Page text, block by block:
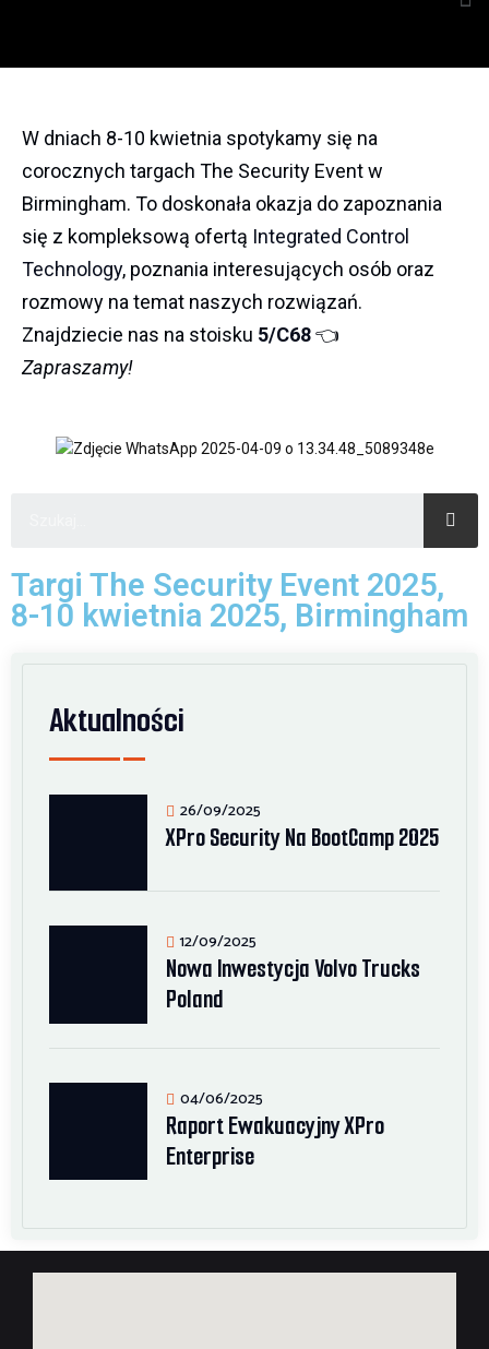
W dniach 8-10 kwietnia spotykamy się na
corocznych targach The Security Event w
Birmingham. To doskonała okazja do zapoznania
się z kompleksową ofertą Integrated Control
Technology, poznania interesujących osób oraz
rozmowy na temat naszych rozwiązań.
Znajdziecie nas na stoisku 5/C68👈
Zapraszamy!
Targi The Security Event 2025,
8-10 kwietnia 2025, Birmingham
Aktualności
XPro Security Na BootCamp 2025
26/09/2025
Nowa Inwestycja Volvo Trucks
Poland
12/09/2025
Raport Ewakuacyjny XPro
Enterprise
04/06/2025